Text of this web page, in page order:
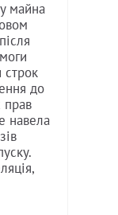
майна
строк
до
прав
навела